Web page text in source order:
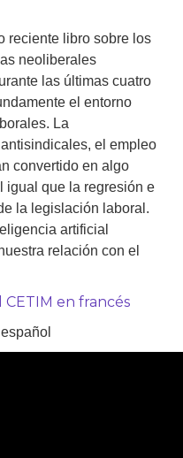
reciente libro sobre los
neoliberales
las últimas cuatro
el entorno
La
el empleo
convertido en algo
igual que la regresión e
la legislación laboral.
artificial
relación con el
en francés